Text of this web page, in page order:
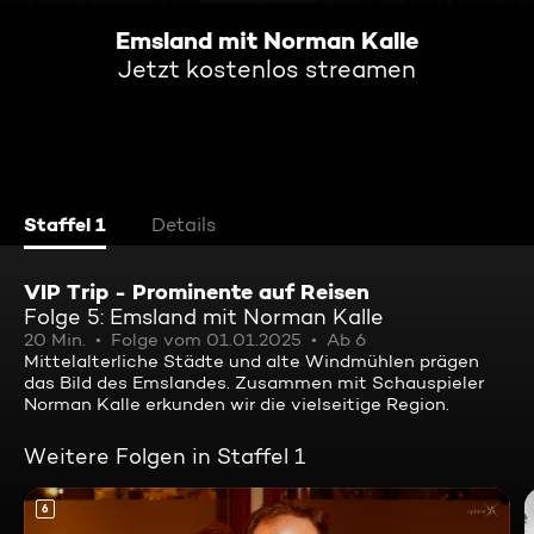
Emsland mit Norman Kalle
Jetzt kostenlos streamen
Staffel 1 Details
VIP Trip - Prominente auf Reisen
Folge 5: Emsland mit Norman Kalle
20 Min. Folge vom 01.01.2025
Ab 6
Mittelalterliche Städte und alte Windmühlen prägen
das Bild des Emslandes. Zusammen mit Schauspieler
Norman Kalle erkunden wir die vielseitige Region.
Weitere Folgen in Staffel 1
6